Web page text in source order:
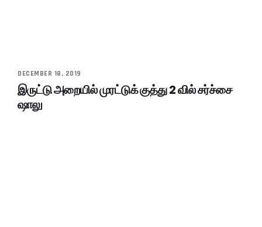
DECEMBER 18, 2019
இருட்டு அறையில் முரட்டுக் குத்து 2 வில் சர்ச்சை
ஷாலு